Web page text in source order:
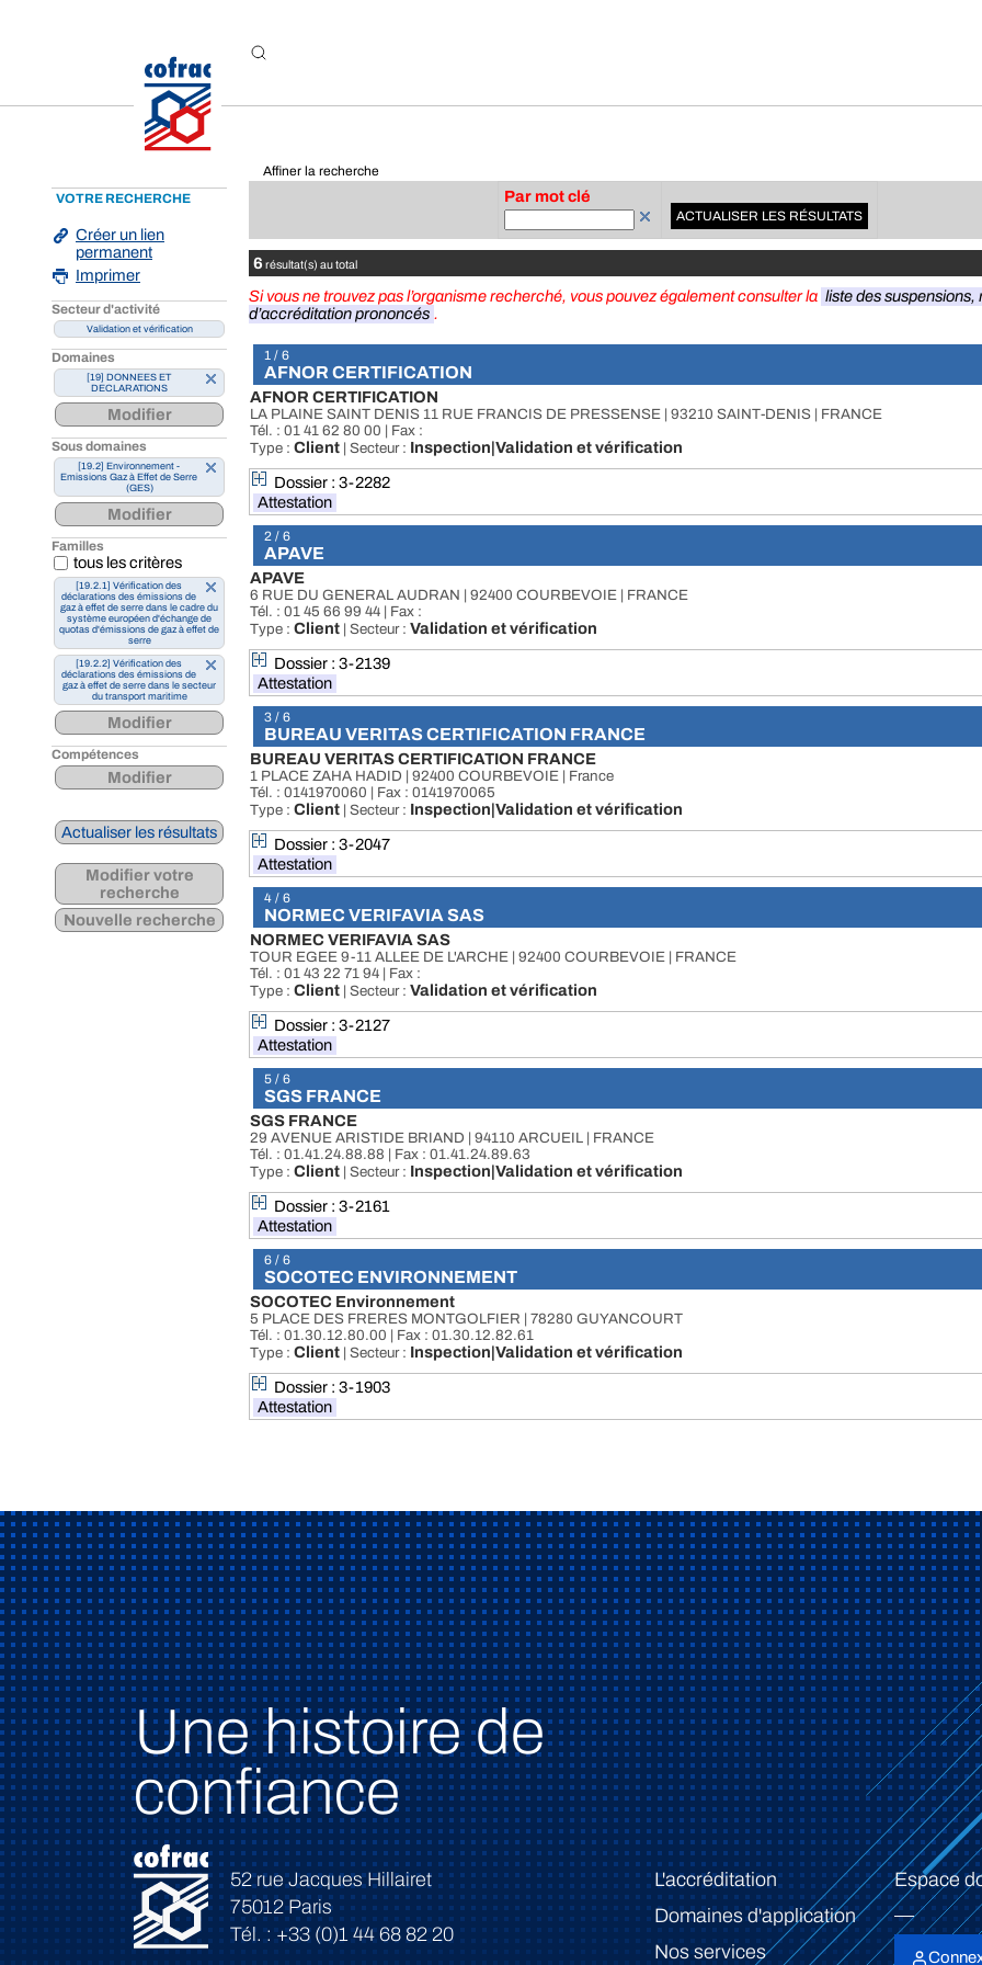
VOTRE RECHERCHE
Créer un lien
permanent
Imprimer
Secteur d'activité
Validation et vérification
Domaines
[19] DONNEES ET
DECLARATIONS
Modifier
Sous domaines
[19.2] Environnement -
Emissions Gaz à Effet de Serre
(GES)
Modifier
Familles
tous les critères
[19.2.1] Vérification des
déclarations des émissions de
gaz à effet de serre dans le cadre du
système européen d'échange de
quotas d'émissions de gaz à effet de
serre
[19.2.2] Vérification des
déclarations des émissions de
gaz à effet de serre dans le secteur
du transport maritime
Modifier
Compétences
Modifier
Actualiser les résultats
Modifier votre
recherche
Nouvelle recherche
Affiner la recherche
Par mot clé
ACTUALISER LES RÉSULTATS
6 résultat(s) au total
Si vous ne trouvez pas l’organisme recherché, vous pouvez également consulter la liste des suspensions,
d’accréditation prononcés .
1 / 6
AFNOR CERTIFICATION
AFNOR CERTIFICATION
LA PLAINE SAINT DENIS 11 RUE FRANCIS DE PRESSENSE | 93210 SAINT-DENIS | FRANCE
Tél. : 01 41 62 80 00 | Fax :
Type : Client | Secteur : Inspection|Validation et vérification
Dossier : 3-2282
Attestation
2 / 6
APAVE
APAVE
6 RUE DU GENERAL AUDRAN | 92400 COURBEVOIE | FRANCE
Tél. : 01 45 66 99 44 | Fax :
Type : Client | Secteur : Validation et vérification
Dossier : 3-2139
Attestation
3 / 6
BUREAU VERITAS CERTIFICATION FRANCE
BUREAU VERITAS CERTIFICATION FRANCE
1 PLACE ZAHA HADID | 92400 COURBEVOIE | France
Tél. : 0141970060 | Fax : 0141970065
Type : Client | Secteur : Inspection|Validation et vérification
Dossier : 3-2047
Attestation
4 / 6
NORMEC VERIFAVIA SAS
NORMEC VERIFAVIA SAS
TOUR EGEE 9-11 ALLEE DE L'ARCHE | 92400 COURBEVOIE | FRANCE
Tél. : 01 43 22 71 94 | Fax :
Type : Client | Secteur : Validation et vérification
Dossier : 3-2127
Attestation
5 / 6
SGS FRANCE
SGS FRANCE
29 AVENUE ARISTIDE BRIAND | 94110 ARCUEIL | FRANCE
Tél. : 01.41.24.88.88 | Fax : 01.41.24.89.63
Type : Client | Secteur : Inspection|Validation et vérification
Dossier : 3-2161
Attestation
6 / 6
SOCOTEC ENVIRONNEMENT
SOCOTEC Environnement
5 PLACE DES FRERES MONTGOLFIER | 78280 GUYANCOURT
Tél. : 01.30.12.80.00 | Fax : 01.30.12.82.61
Type : Client | Secteur : Inspection|Validation et vérification
Dossier : 3-1903
Attestation
Une histoire de
confiance
52 rue Jacques Hillairet
75012 Paris
Tél. : +33 (0)1 44 68 82 20
L'accréditation
Domaines d'application
Nos services
Espace